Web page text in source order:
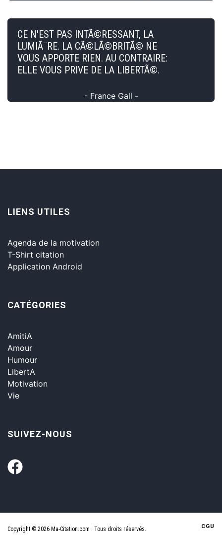
CE N'EST PAS INTÃ©RESSANT, LA
LUMIÃ¨RE. LA CÃ©LÃ©BRITÃ© NE
VOUS APPORTE RIEN. AU CONTRAIRE:
ELLE VOUS PRIVE DE LA LIBERTÃ©.
- France Gall -
LIENS UTILES
Agenda de la motivation
T-Shirt citation
Application Android
CATÉGORIES
AmitiA
Amour
Humour
LibertA
Motivation
Vie
SUIVEZ-NOUS
Copyright © 2026 Ma-Citation.com . Tous droits réservés. CGU